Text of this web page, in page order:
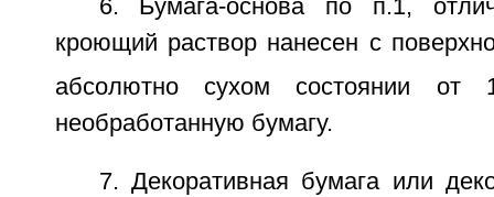
6. Бумага-основа по п.1,
кроющий раствор нанесен с
абсолютно сухом состоянии
необработанную бумагу.
7. Декоративная бумага или